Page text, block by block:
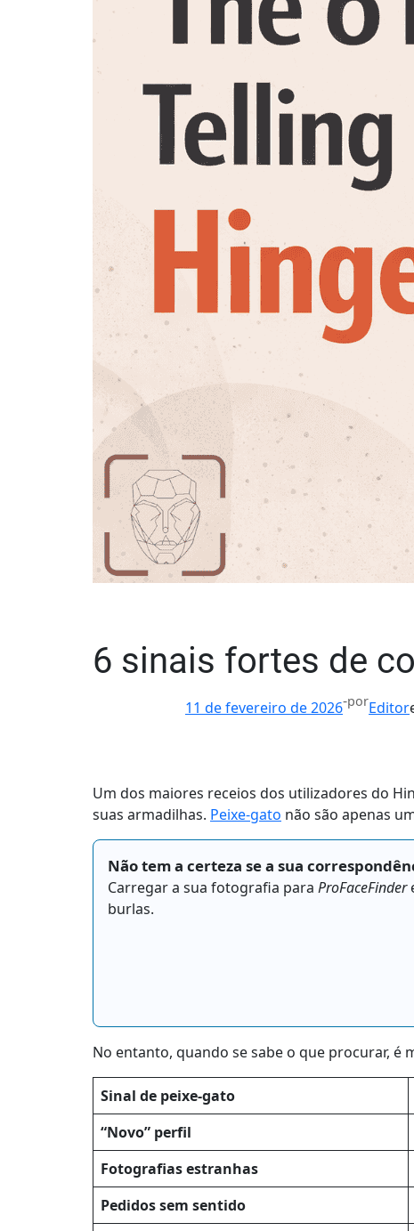
6 sinais fortes de
11 de fevereiro de 2026-porEditor
Um dos maiores receios dos utilizadores do
suas armadilhas. Peixe-gato não são apenas
Não tem a certeza se a sua
Carregar a sua fotografia para ProFaceFinder
burlas.
No entanto, quando se sabe o que procurar, é
Sinal de peixe-gato
“Novo” perfil
Fotografias estranhas
Pedidos sem sentido